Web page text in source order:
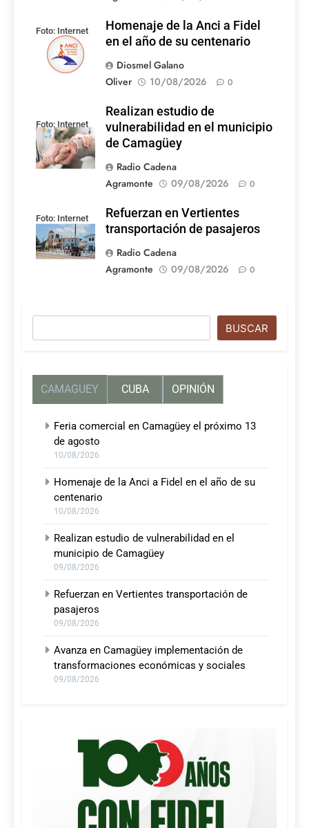
Foto: Internet
Homenaje de la Anci a Fidel
en el año de su centenario
Diosmel Galano
Oliver
10/08/2026 0
Foto: Internet
Realizan estudio de
vulnerabilidad en el municipio
de Camagüey
Radio Cadena
Agramonte
09/08/2026 0
Foto: Internet
Refuerzan en Vertientes
transportación de pasajeros
Radio Cadena
Agramonte
09/08/2026 0
BUSCAR
CAMAGUEY CUBA OPINIÓN
Feria comercial en Camagüey el próximo 13
de agosto
10/08/2026
Homenaje de la Anci a Fidel en el año de su
centenario
10/08/2026
Realizan estudio de vulnerabilidad en el
municipio de Camagüey
09/08/2026
Refuerzan en Vertientes transportación de
pasajeros
09/08/2026
Avanza en Camagüey implementación de
transformaciones económicas y sociales
09/08/2026